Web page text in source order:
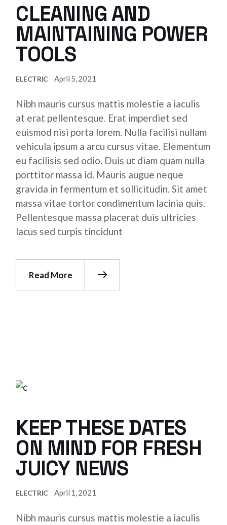
CLEANING AND
MAINTAINING POWER
TOOLS
ELECTRIC April 5, 2021
Nibh mauris cursus mattis molestie a iaculis
at erat pellentesque. Erat imperdiet sed
euismod nisi porta lorem. Nulla facilisi nullam
vehicula ipsum a arcu cursus vitae. Elementum
eu facilisis sed odio. Duis ut diam quam nulla
porttitor massa id. Mauris augue neque
gravida in fermentum et sollicitudin. Sit amet
massa vitae tortor condimentum lacinia quis.
Pellentesque massa placerat duis ultricies
lacus sed turpis tincidunt
Read More
KEEP THESE DATES
ON MIND FOR FRESH
JUICY NEWS
ELECTRIC April 1, 2021
Nibh mauris cursus mattis molestie a iaculis